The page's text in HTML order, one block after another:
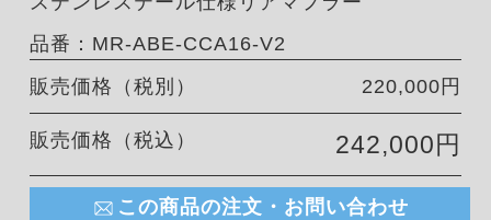
品番：MR-ABE-CCA16-V2
販売価格（税別）
220,000円
販売価格（税込） 242,000円
この商品の注文・お問い合わせ